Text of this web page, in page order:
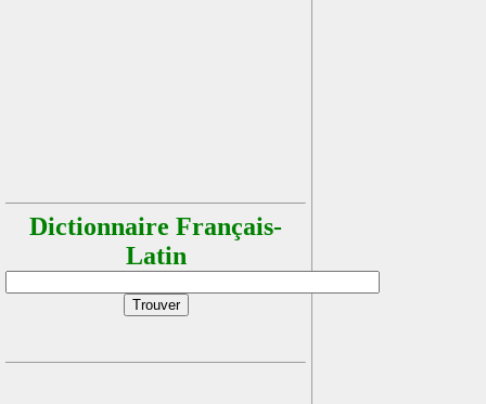
Dictionnaire Français-
Latin